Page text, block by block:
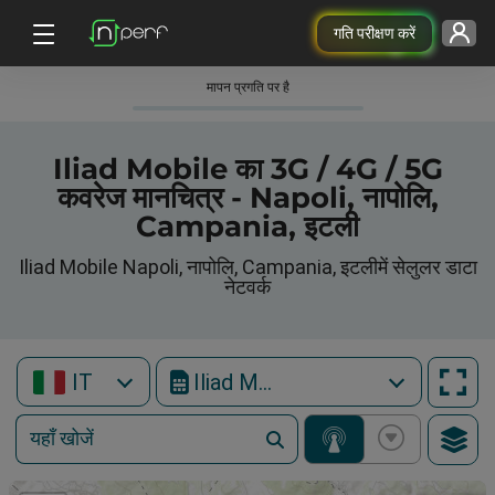
गति परीक्षण करें
मापन प्रगति पर है
Iliad Mobile का 3G / 4G / 5G
कवरेज मानचित्र - Napoli, नापोलि,
Campania, इटली
Iliad Mobile Napoli, नापोलि, Campania, इटलीमें सेलुलर डाटा
नेटवर्क
IT Iliad Mobile